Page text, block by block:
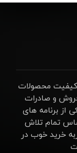
محصولات
و صادرات
از برنامه های
تمام تلاش
خرید خوب در